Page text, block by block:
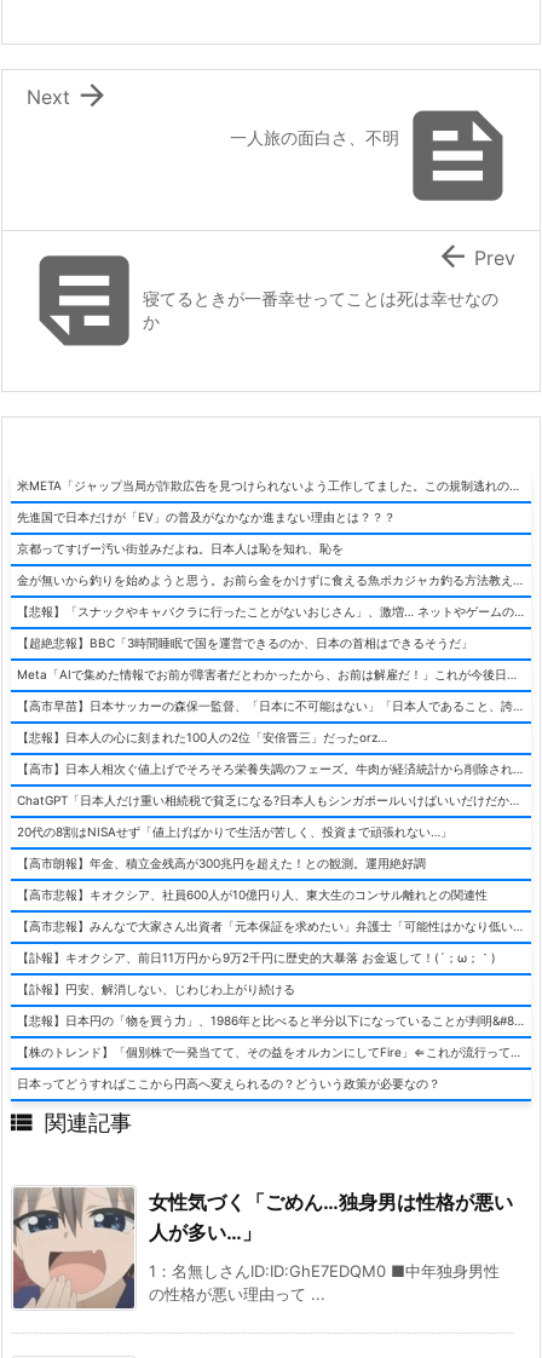

一人旅の面白さ、不明

Next
寝てるときが一番幸せってことは死は幸せなの
か
 Prev
先進国で日本だけが「EV」の普及がなかなか進まない理由とは？？？
京都ってすげー汚い街並みだよね。日本人は恥を知れ、恥を
【超絶悲報】BBC「3時間睡眠で国を運営できるのか、日本の首相はできるそうだ」
【悲報】日本人の心に刻まれた100人の2位「安倍晋三」だったorz…
20代の8割はNISAせず「値上げばかりで生活が苦しく、投資まで頑張れない…」
【高市朗報】年金、積立金残高が300兆円を超えた！との観測。運用絶好調
【高市悲報】キオクシア、社員600人が10億円り人、東大生のコンサル離れとの関連性
【訃報】キオクシア、前日11万円から9万2千円に歴史的大暴落 お金返して！(´；ω；｀)
【訃報】円安、解消しない、じわじわ上がり続ける
日本ってどうすればここから円高へ変えられるの？どういう政策が必要なの？
 関連記事
女性気づく「ごめん…独身男は性格が悪い
人が多い…」
1：名無しさんID:ID:GhE7EDQM0 ■中年独身男性
の性格が悪い理由って ...